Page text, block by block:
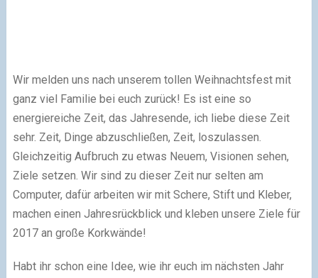
Wir melden uns nach unserem tollen Weihnachtsfest mit
ganz viel Familie bei euch zurück! Es ist eine so
energiereiche Zeit, das Jahresende, ich liebe diese Zeit
sehr. Zeit, Dinge abzuschließen, Zeit, loszulassen.
Gleichzeitig Aufbruch zu etwas Neuem, Visionen sehen,
Ziele setzen. Wir sind zu dieser Zeit nur selten am
Computer, dafür arbeiten wir mit Schere, Stift und Kleber,
machen einen Jahresrückblick und kleben unsere Ziele für
2017 an große Korkwände!
Habt ihr schon eine Idee, wie ihr euch im nächsten Jahr